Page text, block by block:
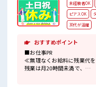
未経験者OK
ピアスOK
30代が活躍
おすすめポイント
■お仕事PR
≪無理なくお給料に残業代
残業は月20時間未満で、